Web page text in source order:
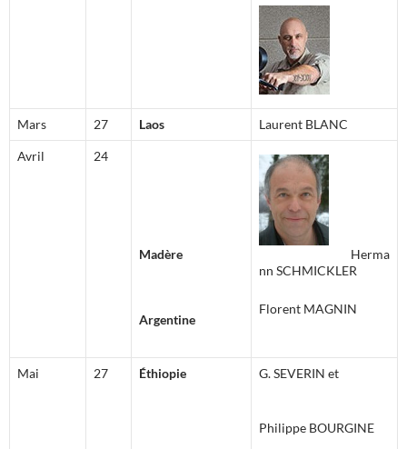
Mars 27 Laos Laurent BLANC
Avril 24
Madère
Argentine
Herma
nn SCHMICKLER
Florent MAGNIN
Mai 27 Éthiopie G. SEVERIN et
Philippe BOURGINE